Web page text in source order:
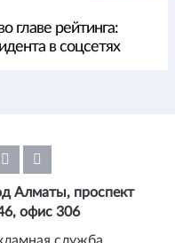
главе рейтинга:
в соцсетях
Алматы, проспект
офис 306